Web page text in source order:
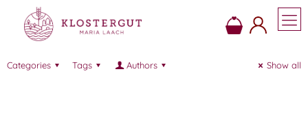
Categories Tags Authors Show all